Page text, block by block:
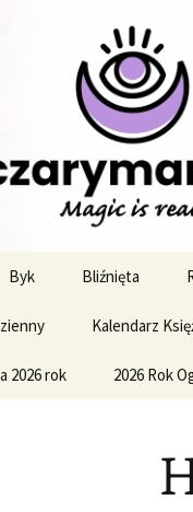
Byk Bliźnięta
Kalendarz
2026 rok 2026 Rok